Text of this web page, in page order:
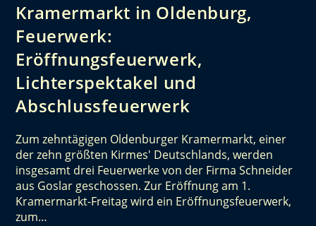
Kramermarkt in Oldenburg,
Feuerwerk:
Eröffnungsfeuerwerk,
Lichterspektakel und
Abschlussfeuerwerk
Zum zehntägigen Oldenburger Kramermarkt, einer
der zehn größten Kirmes' Deutschlands, werden
insgesamt drei Feuerwerke von der Firma Schneider
aus Goslar geschossen. Zur Eröffnung am 1.
Kramermarkt-Freitag wird ein Eröffnungsfeuerwerk,
zum…